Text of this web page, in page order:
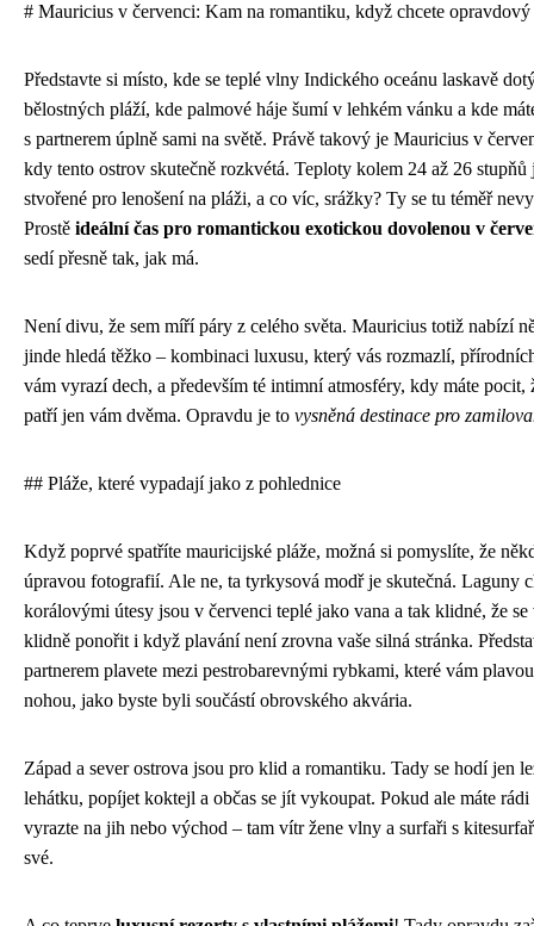
# Mauricius v červenci: Kam na romantiku, když chcete opravdový
Představte si místo, kde se teplé vlny Indického oceánu laskavě
bělostných pláží, kde palmové háje šumí v lehkém vánku a kde
s partnerem úplně sami na světě. Právě takový je Mauricius v
kdy tento ostrov skutečně rozkvétá. Teploty kolem 24 až 26 stupňů
stvořené pro lenošení na pláži, a co víc, srážky? Ty se tu téměř
Prostě ideální čas pro romantickou exotickou dovolenou v
sedí přesně tak, jak má.
Není divu, že sem míří páry z celého světa. Mauricius totiž nabízí
jinde hledá těžko – kombinaci luxusu, který vás rozmazlí,
vám vyrazí dech, a především té intimní atmosféry, kdy máte pocit,
patří jen vám dvěma. Opravdu je to vysněná destinace pro
## Pláže, které vypadají jako z pohlednice
Když poprvé spatříte mauricijské pláže, možná si pomyslíte, že
úpravou fotografií. Ale ne, ta tyrkysová modř je skutečná. Laguny
korálovými útesy jsou v červenci teplé jako vana a tak klidné, že se
klidně ponořit i když plavání není zrovna vaše silná stránka.
partnerem plavete mezi pestrobarevnými rybkami, které vám
nohou, jako byste byli součástí obrovského akvária.
Západ a sever ostrova jsou pro klid a romantiku. Tady se hodí jen
lehátku, popíjet koktejl a občas se jít vykoupat. Pokud ale máte
vyrazte na jih nebo východ – tam vítr žene vlny a surfaři s
své.